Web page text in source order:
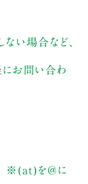
い場合など、
にお問い合わ
※(at)を@に